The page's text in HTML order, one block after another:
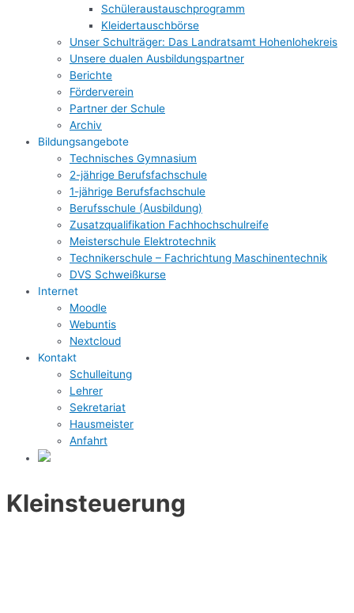
Schüleraustauschprogramm
Kleidertauschbörse
Unser Schulträger: Das Landratsamt Hohenlohekreis
Unsere dualen Ausbildungspartner
Berichte
Förderverein
Partner der Schule
Archiv
Bildungsangebote
Technisches Gymnasium
2-jährige Berufsfachschule
1-jährige Berufsfachschule
Berufsschule (Ausbildung)
Zusatzqualifikation Fachhochschulreife
Meisterschule Elektrotechnik
Technikerschule – Fachrichtung Maschinentechnik
DVS Schweißkurse
Internet
Moodle
Webuntis
Nextcloud
Kontakt
Schulleitung
Lehrer
Sekretariat
Hausmeister
Anfahrt
Kleinsteuerung